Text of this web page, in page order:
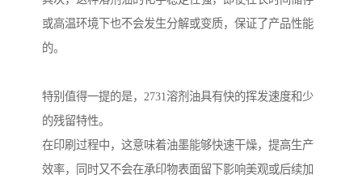
或高温环境下也不会发生分解或变质，保证了产品性能
的。
特别值得一提的是，2731溶剂油具有快的挥发速度和少
的残留特性。
在印刷过程中，这意味着油墨能够快速干燥，提高生产
效率，同时又不会在承印物表面留下影响美观或后续加